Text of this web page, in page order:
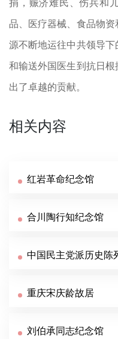
捐，赈济难民、伤兵和
品、医疗器械、食品物
源不断地运往中共领导
和输送外国医生到抗日
出了卓越的贡献。
相关内容
红岩革命纪念馆
合川陶行知纪念馆
中国民主党派历史陈
重庆宋庆龄故居
刘伯承同志纪念馆